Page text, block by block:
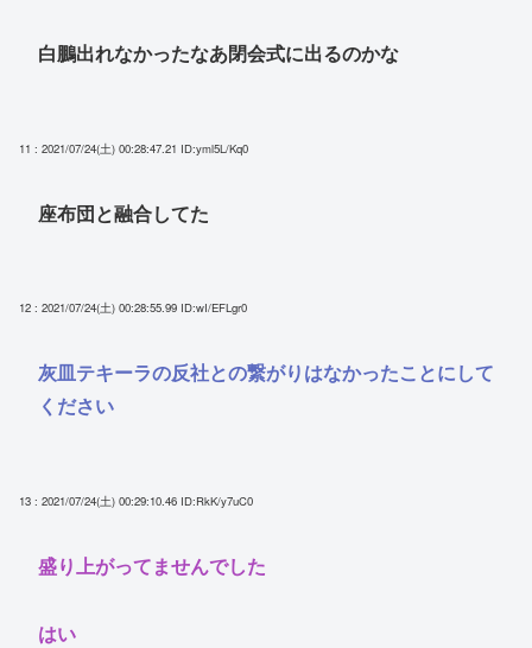
白鵬出れなかったなあ閉会式に出るのかな
11 : 2021/07/24(土) 00:28:47.21 ID:yml5L/Kq0
座布団と融合してた
12 : 2021/07/24(土) 00:28:55.99 ID:wI/EFLgr0
灰皿テキーラの反社との繋がりはなかったことにして
ください
13 : 2021/07/24(土) 00:29:10.46 ID:RkK/y7uC0
盛り上がってませんでした
はい